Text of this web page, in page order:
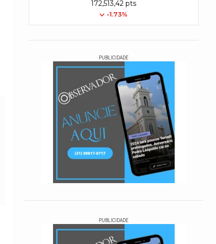
172,513,42 pts
-1.73%
PUBLICIDADE
PUBLICIDADE